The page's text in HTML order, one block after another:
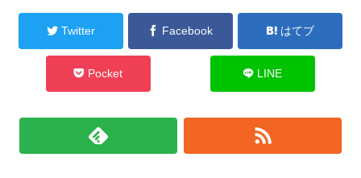
Twitter Facebook はてブ
Pocket LINE